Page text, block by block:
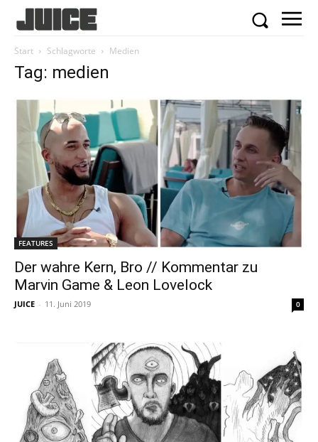
Start Schlagworte Medien
Tag: medien
FEATURES
Der wahre Kern, Bro // Kommentar zu
Marvin Game & Leon Lovelock
JUICE - 11. Juni 2019 0